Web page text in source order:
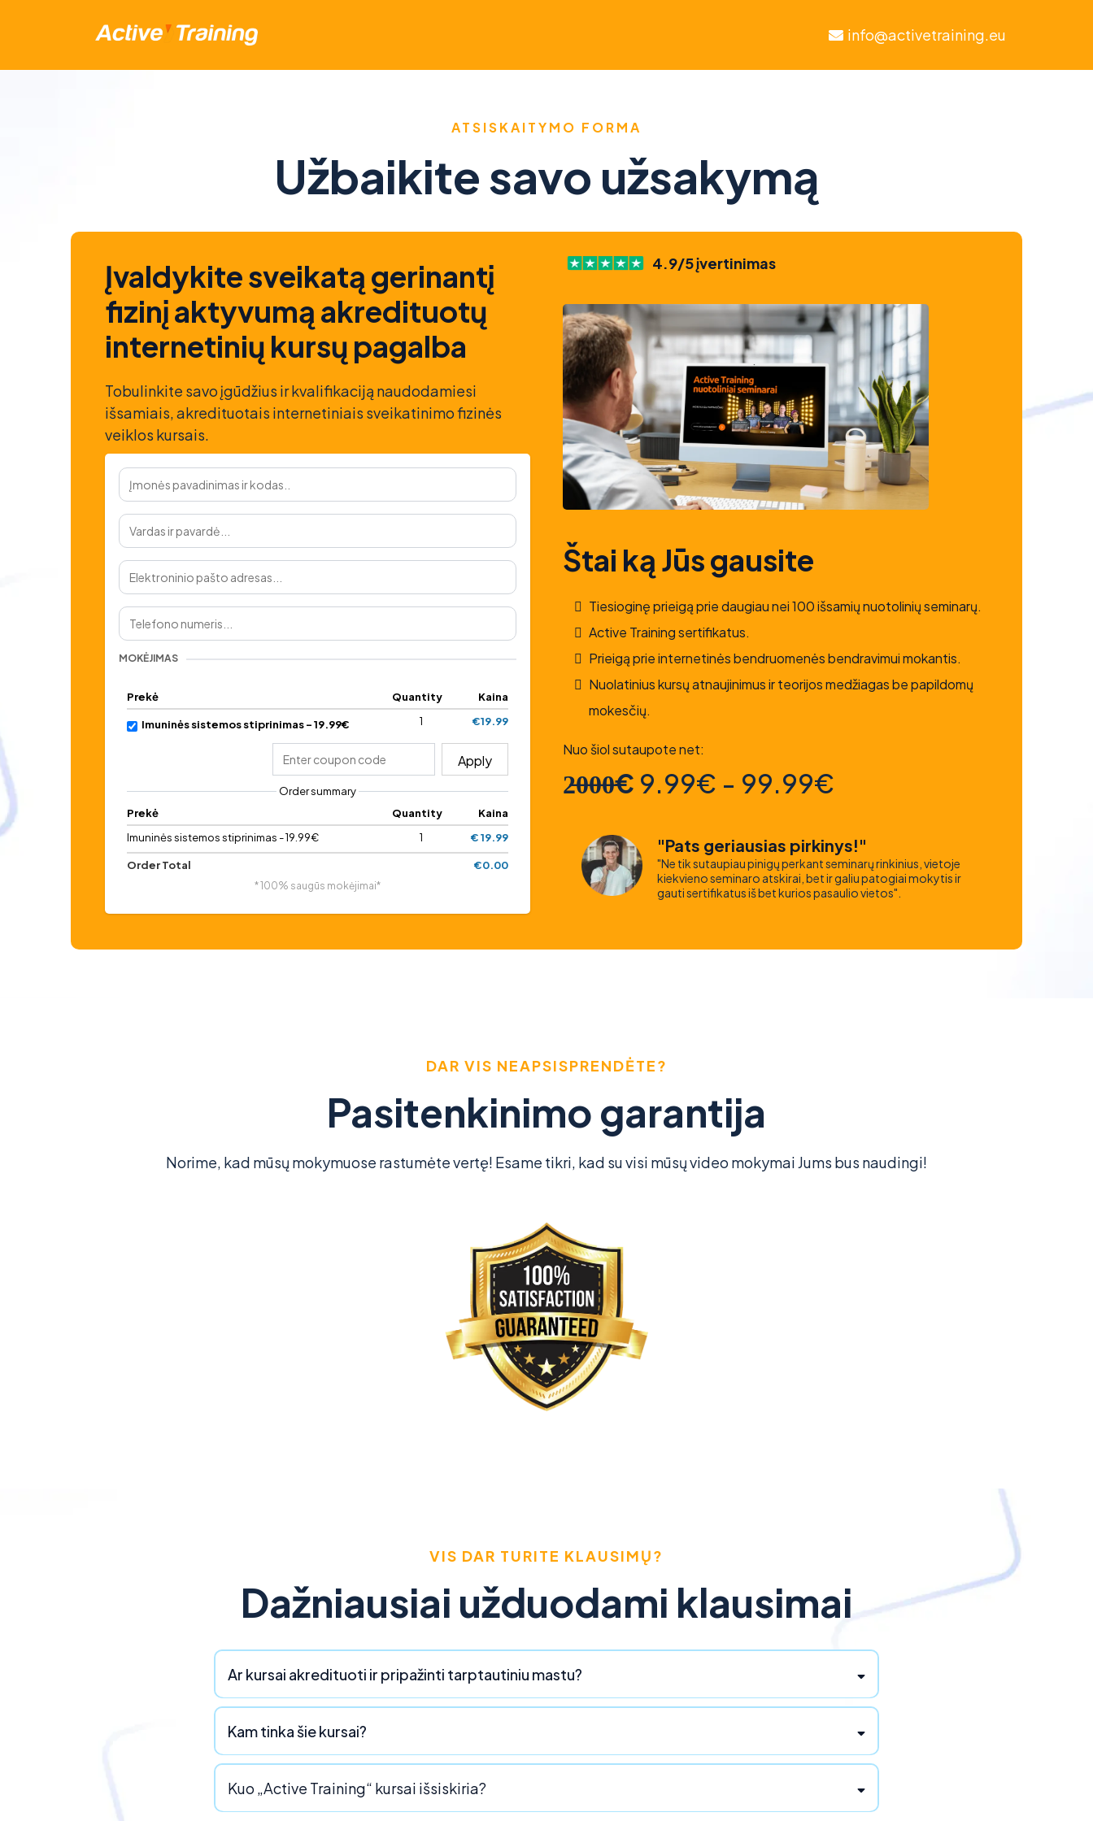
info@activetraining.eu
ATSISKAITYMO FORMA
Užbaikite savo užsakymą
Įvaldykite sveikatą gerinantį
fizinį aktyvumą akredituotų
internetinių kursų pagalba
Tobulinkite savo įgūdžius ir kvalifikaciją naudodamiesi
išsamiais, akredituotais internetiniais sveikatinimo fizinės
veiklos kursais.
MOKĖJIMAS
Prekė Quantity Kaina
Imuninės sistemos stiprinimas - 19.99€ 1 €19.99
Apply
Order summary
Prekė
Quantity
Kaina
Imuninės sistemos stiprinimas - 19.99€
1 € 19.99
Order Total €0.00
* 100% saugūs mokėjimai*
4.9/5 įvertinimas
Štai ką Jūs gausite
Tiesioginę prieigą prie daugiau nei 100 išsamių nuotolinių seminarų.
Active Training sertifikatus.
Prieigą prie internetinės bendruomenės bendravimui mokantis.
Nuolatinius kursų atnaujinimus ir teorijos medžiagas be papildomų
mokesčių.
Nuo šiol sutaupote net:
2̶0̶0̶0̶€ 9.99€ - 99.99€
"Pats geriausias pirkinys!"
"Ne tik sutaupiau pinigų perkant seminarų rinkinius, vietoje
kiekvieno seminaro atskirai, bet ir galiu patogiai mokytis ir
gauti sertifikatus iš bet kurios pasaulio vietos".
DAR VIS NEAPSISPRENDĖTE?
Pasitenkinimo garantija
Norime, kad mūsų mokymuose rastumėte vertę! Esame tikri, kad su visi mūsų video mokymai Jums bus naudingi!
VIS DAR TURITE KLAUSIMŲ?
Dažniausiai užduodami klausimai
Ar kursai akredituoti ir pripažinti tarptautiniu mastu?
Kam tinka šie kursai?
Kuo „Active Training“ kursai išsiskiria?